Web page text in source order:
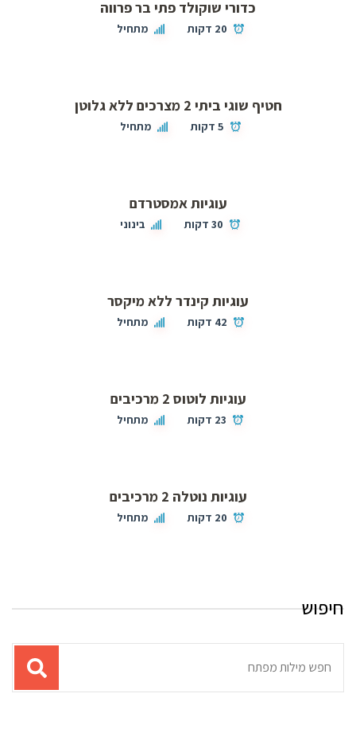
כדורי שוקולד פתי בר פרווה
20 דקות מתחיל
חטיף שוגי ביתי 2 מצרכים ללא גלוטן
5 דקות מתחיל
עוגיות אמסטרדם
30 דקות בינוני
עוגיות קינדר ללא מיקסר
42 דקות מתחיל
עוגיות לוטוס 2 מרכיבים
23 דקות מתחיל
עוגיות נוטלה 2 מרכיבים
20 דקות מתחיל
חיפוש